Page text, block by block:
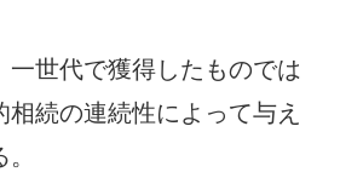
一世代で獲得したものでは
続の連続性によって与え